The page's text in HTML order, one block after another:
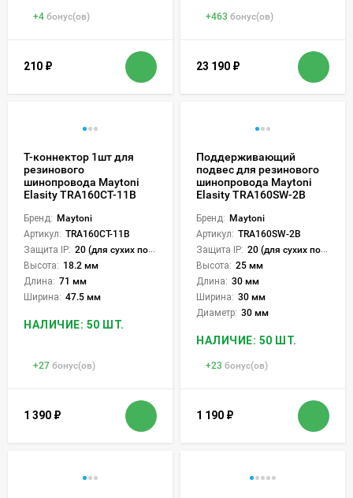
+4 бонус(ов)
210 ₽
+463 бонус(ов)
23 190 ₽
Т-коннектор 1шт для
резинового
шинопровода Maytoni
Elasity TRA160CT-11B
Бренд: Maytoni
Артикул: TRA160CT-11B
Защита IP: 20 (для сухих пом.)
Высота: 18.2 мм
Длина: 71 мм
Ширина: 47.5 мм
НАЛИЧИЕ: 50 ШТ.
+27 бонус(ов)
1 390 ₽
Поддерживающий
подвес для резинового
шинопровода Maytoni
Elasity TRA160SW-2B
Бренд: Maytoni
Артикул: TRA160SW-2B
Защита IP: 20 (для сухих пом.)
Высота: 25 мм
Длина: 30 мм
Ширина: 30 мм
Диаметр: 30 мм
НАЛИЧИЕ: 50 ШТ.
+23 бонус(ов)
1 190 ₽